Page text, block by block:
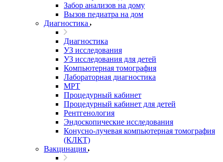
Забор анализов на дому
Вызов педиатра на дом
Диагностика
Диагностика
УЗ исследования
УЗ исследования для детей
Компьютерная томография
Лабораторная диагностика
МРТ
Процедурный кабинет
Процедурный кабинет для детей
Рентгенология
Эндоскопические исследования
Конусно-лучевая компьютерная томография
(КЛКТ)
Вакцинация